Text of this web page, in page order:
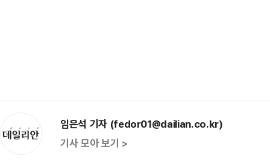
임은석 기자 (fedor01@dailian.co.kr)
기사 모아 보기 >